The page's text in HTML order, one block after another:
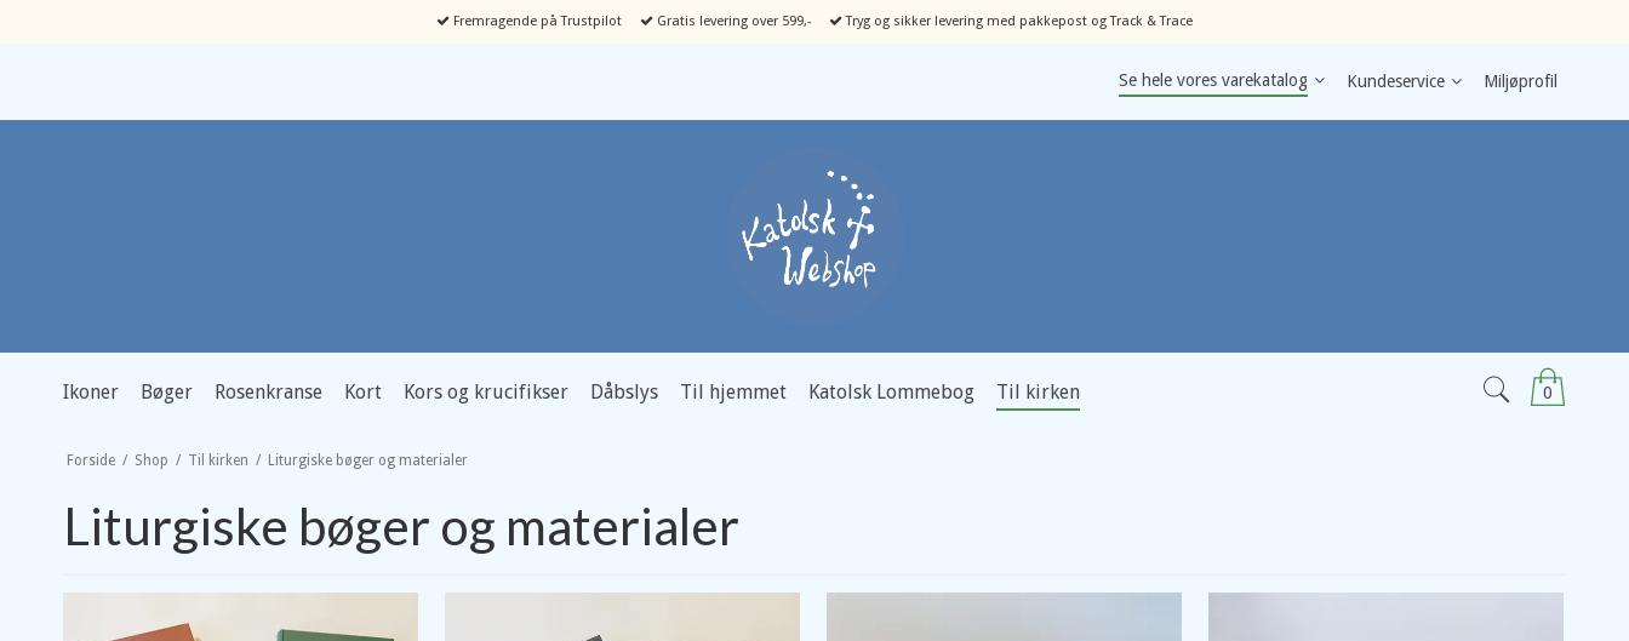
Fremragende på Trustpilot Gratis levering over 599,- Tryg og sikker levering med pakkepost og Track & Trace
Se hele vores varekatalog Kundeservice Miljøprofil
0
Ikoner Bøger Rosenkranse Kort Kors og krucifikser Dåbslys Til hjemmet Katolsk Lommebog Til kirken
Forside / Shop / Til kirken / Liturgiske bøger og materialer
Liturgiske bøger og materialer